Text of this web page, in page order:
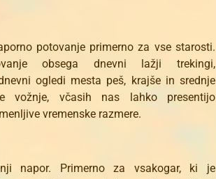
potovanje primerno za vse starosti.
obsega dnevni lažji trekingi,
ogledi mesta peš, krajše in srednje
vožnje, včasih nas lahko presentijo
vremenske razmere.
napor. Primerno za vsakogar, ki je